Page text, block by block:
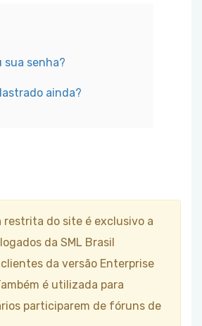
sua senha?
ainda?
restrita do site é exclusivo a
da SML Brasil
da versão Enterprise
é utilizada para
participarem de fóruns de